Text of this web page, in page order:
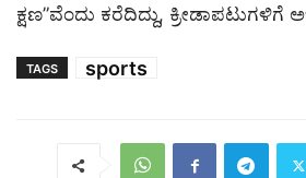
ಕ್ಷಣ”ವೆಂದು ಕರೆದಿದ್ದು,
TAGS sports